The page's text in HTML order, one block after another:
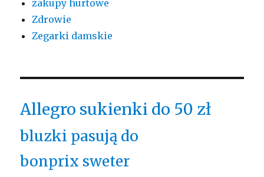
zakupy hurtowe
Zdrowie
Zegarki damskie
Allegro sukienki do 50 zł
bluzki pasują do
bonprix sweter